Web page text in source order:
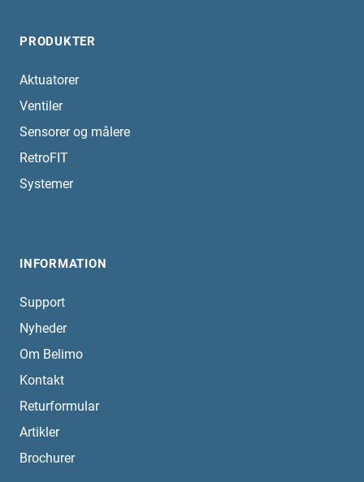
PRODUKTER
Aktuatorer
Ventiler
Sensorer og målere
RetroFIT
Systemer
INFORMATION
Support
Nyheder
Om Belimo
Kontakt
Returformular
Artikler
Brochurer